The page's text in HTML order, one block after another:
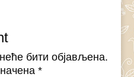
бити објављена.
*